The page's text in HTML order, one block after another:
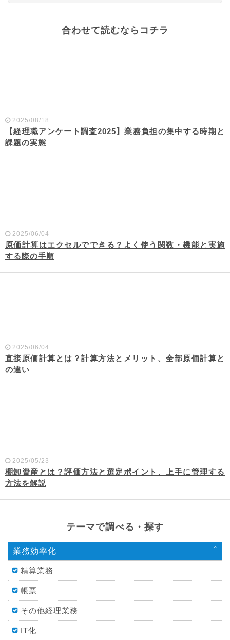
合わせて読むならコチラ
2025/08/18
【経理職アンケート調査2025】業務負担の集中する時期と
課題の実態
2025/06/04
原価計算はエクセルでできる？よく使う関数・機能と実施
する際の手順
2025/06/04
直接原価計算とは？計算方法とメリット、全部原価計算と
の違い
2025/05/23
棚卸資産とは？評価方法と選定ポイント、上手に管理する
方法を解説
テーマで調べる・探す
業務効率化
精算業務
帳票
その他経理業務
IT化